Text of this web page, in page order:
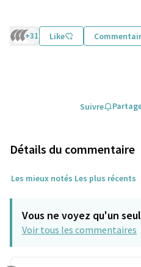
+31 Like
Suivre
Détails du commentaire
Les mieux notés Les plus récents
Vous ne voyez qu'un
Voir tous les commentaires